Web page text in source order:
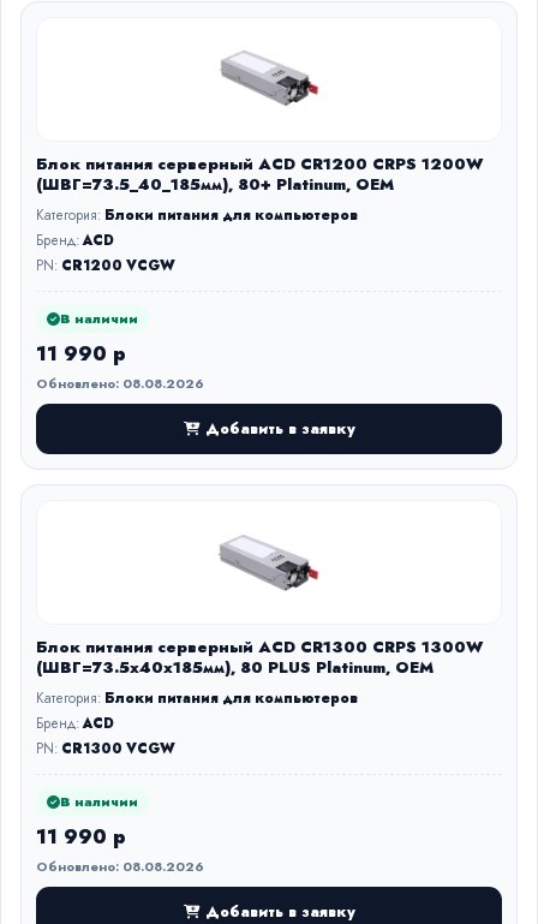
Блок питания серверный ACD CR1200 CRPS 1200W
(ШВГ=73.5_40_185мм), 80+ Platinum, OEM
Категория: Блоки питания для компьютеров
Бренд:ACD
PN: CR1200 VCGW
В наличии
11 990 р
Обновлено: 08.08.2026
Добавить в заявку
Блок питания серверный ACD CR1300 CRPS 1300W
(ШВГ=73.5x40x185мм), 80 PLUS Platinum, OEM
Категория: Блоки питания для компьютеров
Бренд:ACD
PN: CR1300 VCGW
В наличии
11 990 р
Обновлено: 08.08.2026
Добавить в заявку